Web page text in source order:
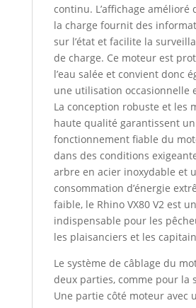
continu. L’affichage amélioré
la charge fournit des
sur l’état et facilite la
de charge. Ce moteur est
l’eau salée et convient donc
une utilisation occasionnelle
La conception robuste et les
haute qualité garantissent un
fonctionnement fiable du
dans des conditions
arbre en acier inoxydable et
consommation d’énergie
faible, le Rhino VX80 V2 est
indispensable pour les
les plaisanciers et les
Le système de câblage du
deux parties, comme pour la
Une partie côté moteur avec